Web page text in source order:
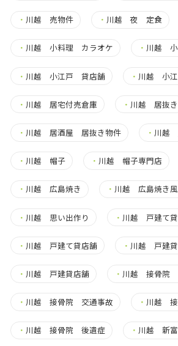
・ 川越 売物件 ・ 川越 夜 定食
・ 川越 小料理 カラオケ ・ 川越
・ 川越 小江戸 貸店舗 ・ 川越 小
・ 川越 居宅付売倉庫 ・ 川越 居抜き
・ 川越 居酒屋 居抜き物件 ・ 川越
・ 川越 帽子 ・ 川越 帽子専門店
・ 川越 広島焼き ・ 川越 広島焼き風
・ 川越 思い出作り ・ 川越 戸建て
・ 川越 戸建て貸店舗 ・ 川越 戸建
・ 川越 戸建貸店舗 ・ 川越 接骨院
・ 川越 接骨院 交通事故 ・ 川越
・ 川越 接骨院 後遺症 ・ 川越 新